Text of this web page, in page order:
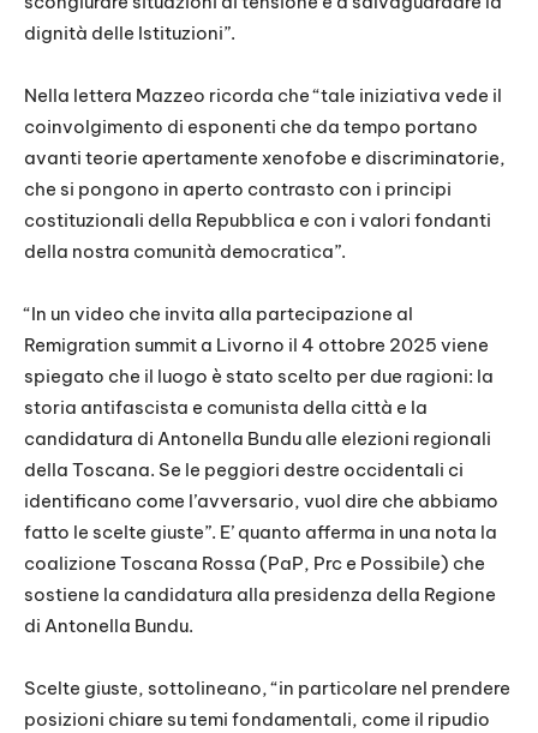
dignità delle Istituzioni”.
Nella lettera Mazzeo ricorda che “tale iniziativa vede il
coinvolgimento di esponenti che da tempo portano
avanti teorie apertamente xenofobe e discriminatorie,
che si pongono in aperto contrasto con i principi
costituzionali della Repubblica e con i valori fondanti
della nostra comunità democratica”.
“In un video che invita alla partecipazione al
Remigration summit a Livorno il 4 ottobre 2025 viene
spiegato che il luogo è stato scelto per due ragioni: la
storia antifascista e comunista della città e la
candidatura di Antonella Bundu alle elezioni regionali
della Toscana. Se le peggiori destre occidentali ci
identificano come l’avversario, vuol dire che abbiamo
fatto le scelte giuste”. E’ quanto afferma in una nota la
coalizione Toscana Rossa (PaP, Prc e Possibile) che
sostiene la candidatura alla presidenza della Regione
di Antonella Bundu.
Scelte giuste, sottolineano, “in particolare nel prendere
posizioni chiare su temi fondamentali, come il ripudio